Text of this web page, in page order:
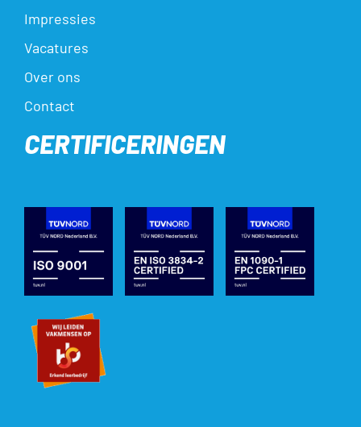
Impressies
Vacatures
Over ons
Contact
CERTIFICERINGEN